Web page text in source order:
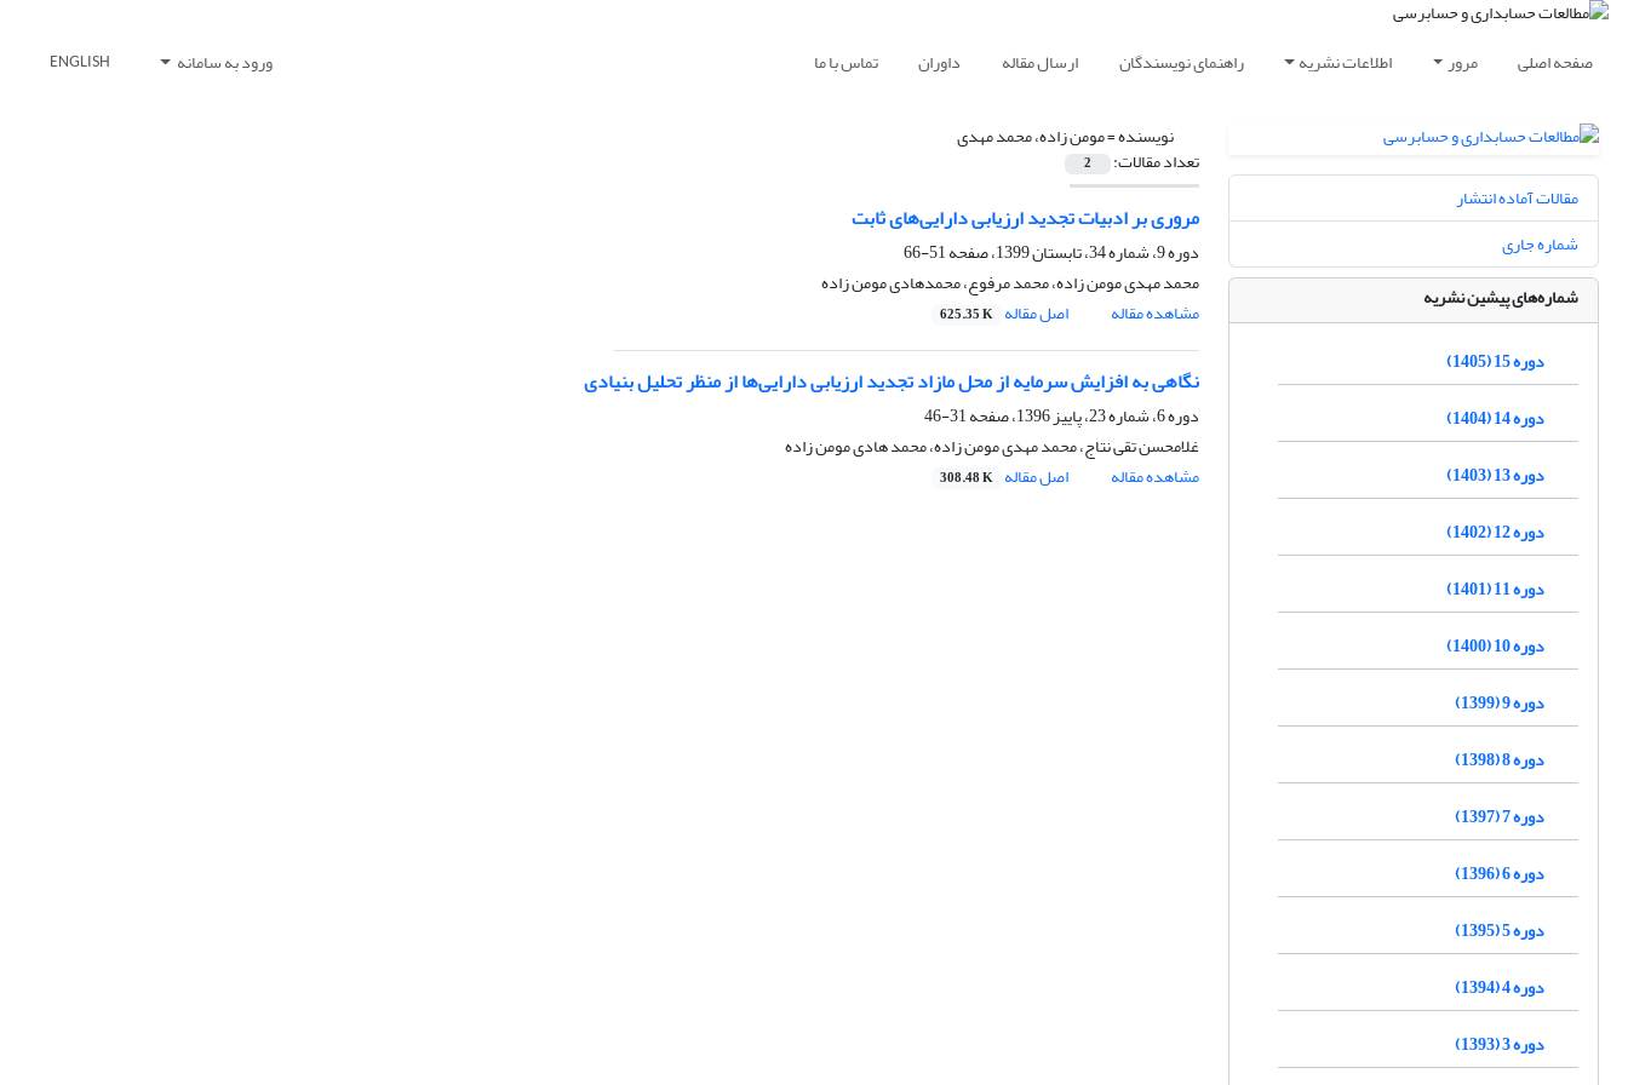
صفحه اصلی مرور اطلاعات نشریه راهنمای نویسندگان ارسال مقاله داوران تماس با ما ورود به سامانه ENGLISH
نویسنده =مومن زاده، محمد مهدی
تعداد مقالات: 2
مروری بر ادبیات تجدید ارزیابی دارایی‌های ثابت
دوره 9، شماره 34، تابستان 1399، صفحه
51-66
محمد مهدی مومن زاده، محمد مرفوع، محمدهادی مومن زاده
مشاهده مقاله
اصل مقاله 625.35 K
نگاهی به افزایش سرمایه از محل مازاد تجدید ارزیابی دارایی‌ها از منظر تحلیل بنیادی
دوره 6، شماره 23، پاییز 1396، صفحه
31-46
غلامحسن تقی نتاج، محمد مهدی مومن زاده، محمد هادی مومن زاده
مشاهده مقاله
اصل مقاله 308.48 K
مقالات آماده انتشار
شماره جاری
شماره‌های پیشین نشریه
دوره 15 (1405)
دوره 14 (1404)
دوره 13 (1403)
دوره 12 (1402)
دوره 11 (1401)
دوره 10 (1400)
دوره 9 (1399)
دوره 8 (1398)
دوره 7 (1397)
دوره 6 (1396)
دوره 5 (1395)
دوره 4 (1394)
دوره 3 (1393)